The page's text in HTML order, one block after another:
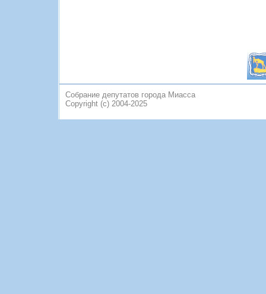
Собрание депутатов города Миасса
Copyright (c) 2004-2025